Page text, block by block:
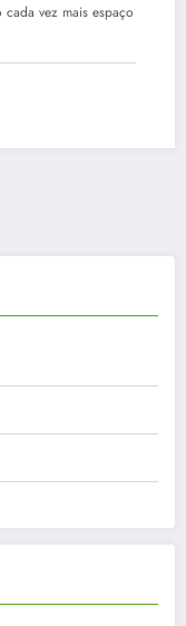
cada vez mais espaço